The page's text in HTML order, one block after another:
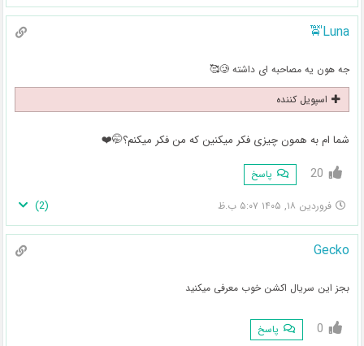
Luna🚖
جه هون یه مصاحبه ای داشته 🥲🥰
اسپویل کننده
شما ام به همون چیزی فکر میکنین که من فکر میکنم؟🤭❤️
20 پاسخ
فروردین ۱۸, ۱۴۰۵ ۵:۰۷ ب.ظ (
2
)
Gecko
بجز این سریال اکشن خوب معرفی میکنید
0 پاسخ